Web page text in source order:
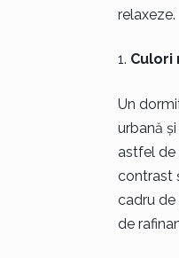
relaxeze.
Culori
Un
urbană
astfel de
contrast
cadru de
de